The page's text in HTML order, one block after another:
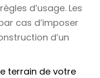
d’usage. Les
cas d’imposer
d’un
terrain de votre